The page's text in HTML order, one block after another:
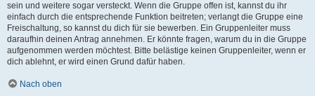
sein und weitere sogar versteckt. Wenn die Gruppe offen ist, kannst du ihr
einfach durch die entsprechende Funktion beitreten; verlangt die Gruppe eine
Freischaltung, so kannst du dich für sie bewerben. Ein Gruppenleiter muss
daraufhin deinen Antrag annehmen. Er könnte fragen, warum du in die Gruppe
aufgenommen werden möchtest. Bitte belästige keinen Gruppenleiter, wenn er
dich ablehnt, er wird einen Grund dafür haben.
Nach oben